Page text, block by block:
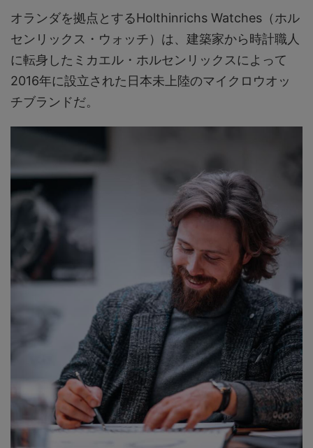
オランダを拠点とするHolthinrichs Watches（ホル
センリックス・ウォッチ）は、建築家から時計職人
に転身したミカエル・ホルセンリックスによって
2016年に設立された日本未上陸のマイクロウオッ
チブランドだ。